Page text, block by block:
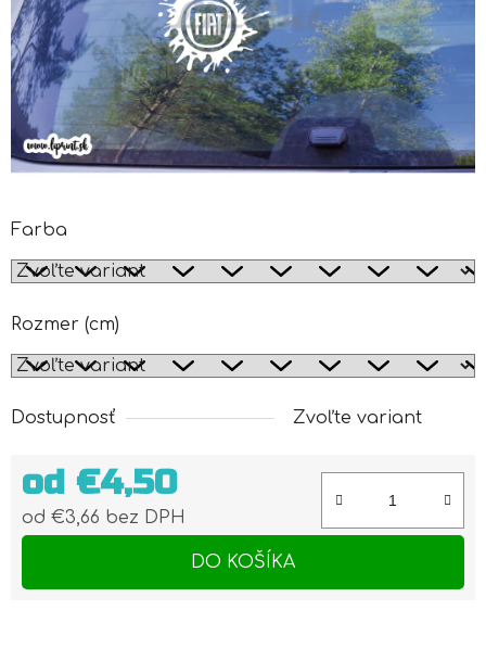
Farba
Rozmer (cm)
Dostupnosť Zvoľte variant
od €4,50
od €3,66 bez DPH
DO KOŠÍKA